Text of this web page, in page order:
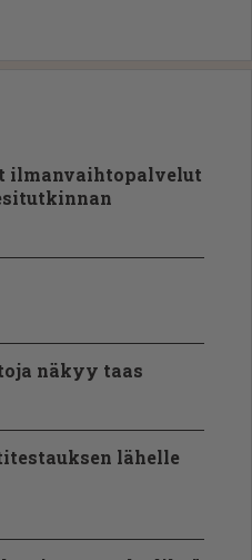
ilmanvaihtopalvelut
näkyy taas
lähelle